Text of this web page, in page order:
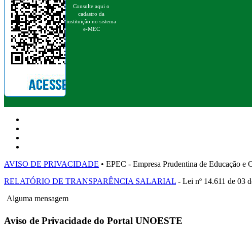
Consulte aqui o
cadastro da
instituição no sistema
e-MEC
AVISO DE PRIVACIDADE • EPEC - Empresa Prudentina de
RELATÓRIO DE TRANSPARÊNCIA SALARIAL - Lei nº 14.611 de 03
Alguma mensagem
Aviso de Privacidade do Portal UNOESTE